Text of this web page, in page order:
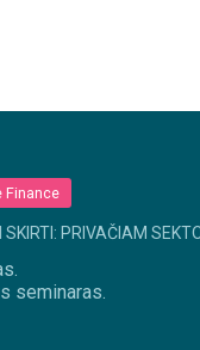
Finance
PRIVAČIAM
seminaras.